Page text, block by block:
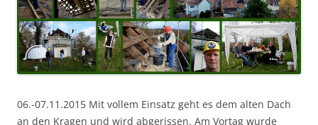
06.-07.11.2015 Mit vollem Einsatz geht es dem alten Dach
an den Kragen und wird abgerissen. Am Vortag wurde